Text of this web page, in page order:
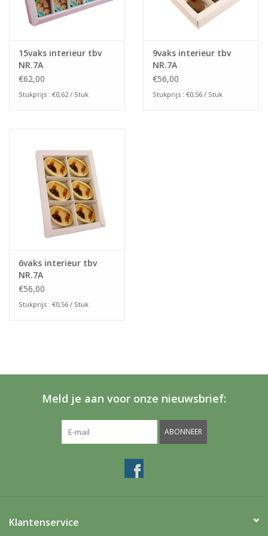
15vaks interieur tbv
NR.7A
€62,00
Stukprijs : €0,62 / Stuk
9vaks interieur tbv
NR.7A
€56,00
Stukprijs : €0,56 / Stuk
6vaks interieur tbv
NR.7A
€56,00
Stukprijs : €0,56 / Stuk
Meld je aan voor onze nieuwsbrief:
ABONNEER
Klantenservice